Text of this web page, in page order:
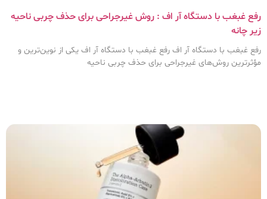
رفع غبغب با دستگاه آر اف : روش غیرجراحی برای حذف چربی ناحیه
زیر چانه
رفع غبغب با دستگاه آر اف رفع غبغب با دستگاه آر اف یکی از نوین‌ترین و
مؤثرترین روش‌های غیرجراحی برای حذف چربی ناحیه